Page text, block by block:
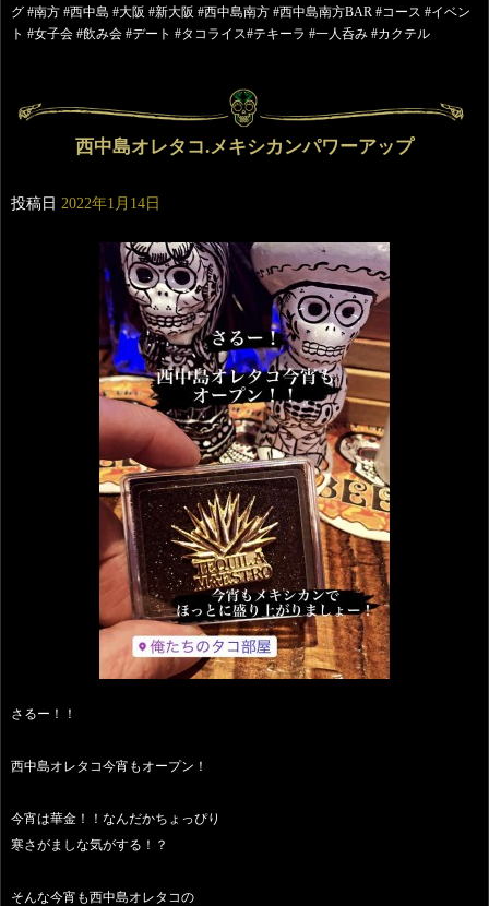
グ #南方 #西中島 #大阪 #新大阪 #西中島南方 #西中島南方BAR #コース #イベン
ト #女子会 #飲み会 #デート #タコライス#テキーラ #一人呑み #カクテル
西中島オレタコ.メキシカンパワーアップ
投稿日 2022年1月14日
さるー！！
西中島オレタコ今宵もオープン！
今宵は華金！！なんだかちょっぴり
寒さがましな気がする！？
そんな今宵も西中島オレタコの